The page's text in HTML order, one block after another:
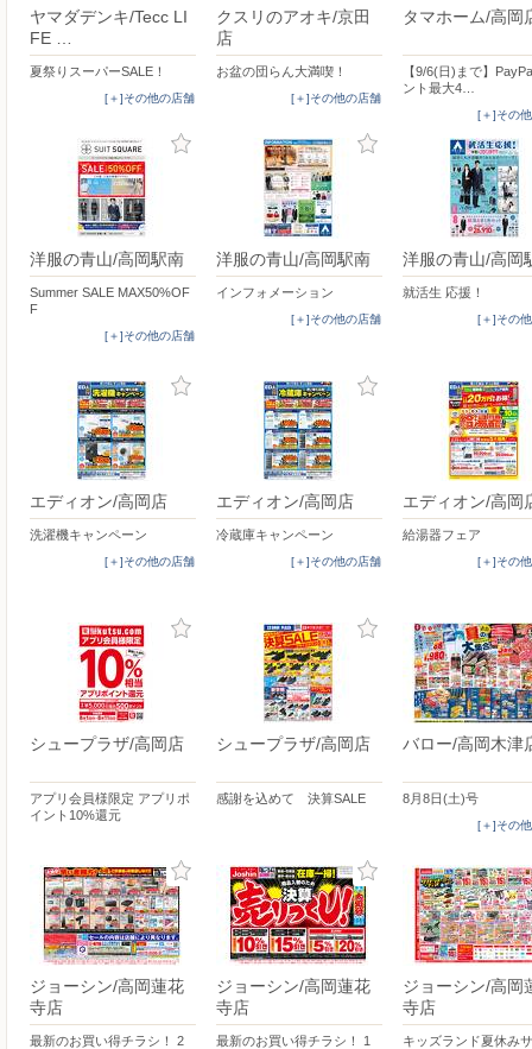
ヤマダデンキ/Tecc LI
FE …
夏祭りスーパーSALE！
[＋]その他の店舗
クスリのアオキ/京田
店
お盆の団らん大満喫！
[＋]その他の店舗
タマホーム/高岡
【9/6(日)まで】
ント最大4…
[＋]その
洋服の青山/高岡駅南
Summer SALE MAX50%OF
F
[＋]その他の店舗
洋服の青山/高岡駅南
インフォメーション
[＋]その他の店舗
洋服の青山/高岡
就活生 応援！
[＋]その
エディオン/高岡店
洗濯機キャンペーン
[＋]その他の店舗
エディオン/高岡店
冷蔵庫キャンペーン
[＋]その他の店舗
エディオン/高岡
給湯器フェア
[＋]その
シュープラザ/高岡店
アプリ会員様限定 アプリポ
イント10%還元
シュープラザ/高岡店
感謝を込めて 決算SALE
バロー/高岡木津
8月8日(土)号
[＋]その
ジョーシン/高岡蓮花
寺店
最新のお買い得チラシ！ 2
ジョーシン/高岡蓮花
寺店
最新のお買い得チラシ！ 1
ジョーシン/高岡
寺店
キッズランド夏休み